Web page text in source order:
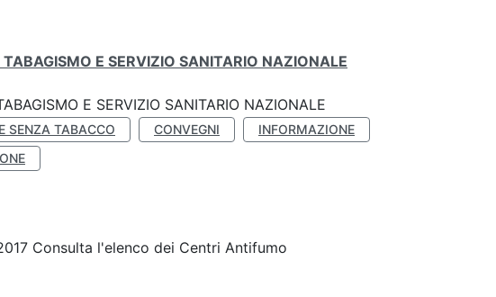
E SERVIZIO SANITARIO NAZIONALE
E SERVIZIO SANITARIO NAZIONALE
SENZA TABACCO CONVEGNI
INFORMAZIONE
Consulta l'elenco dei Centri Antifumo